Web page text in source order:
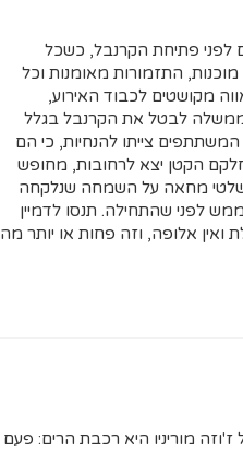
לפני פתיחת הקרנבל, כשכל
התזמורות מאומנות וכל
מקושטים לכבוד האירוע,
לבטל את הקרנבל בגלל
המשתתפים צייתו להנחיות, כי הם
הקטן יצא לרחובות, מחופש
שלטי מחאה על השמחה שנלקחה
לפני שהתחילה. תנסו לדמיין
ואין אלופה, וזה פחות או יותר מה
ז'וזה מוריניו היא רכבת הרים: פעם